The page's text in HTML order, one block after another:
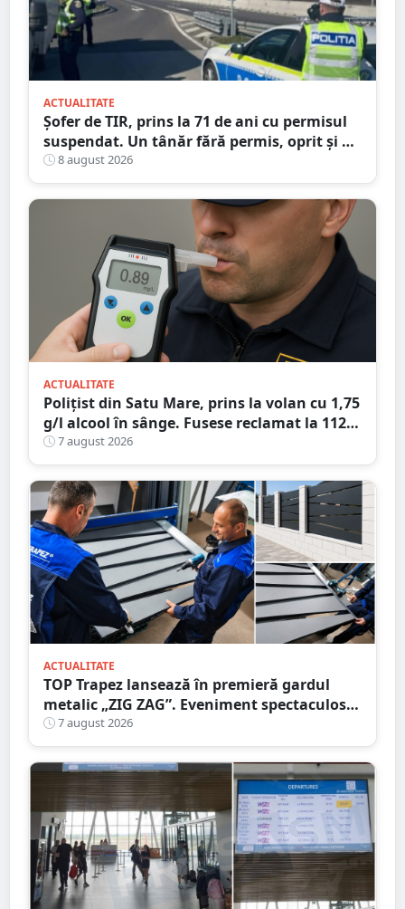
ACTUALITATE
Șofer de TIR, prins la 71 de ani cu permisul
suspendat. Un tânăr fără permis, oprit și el
la Petea
8 august 2026
ACTUALITATE
Polițist din Satu Mare, prins la volan cu 1,75
g/l alcool în sânge. Fusese reclamat la 112
că circula pe contrasens
7 august 2026
ACTUALITATE
TOP Trapez lansează în premieră gardul
metalic „ZIG ZAG”. Eveniment spectaculos
în Grădina Romei
7 august 2026